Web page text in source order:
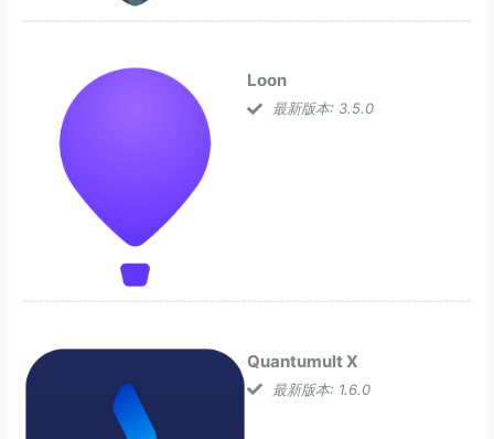
Loon
最新版本: 3.5.0
Quantumult X
最新版本: 1.6.0